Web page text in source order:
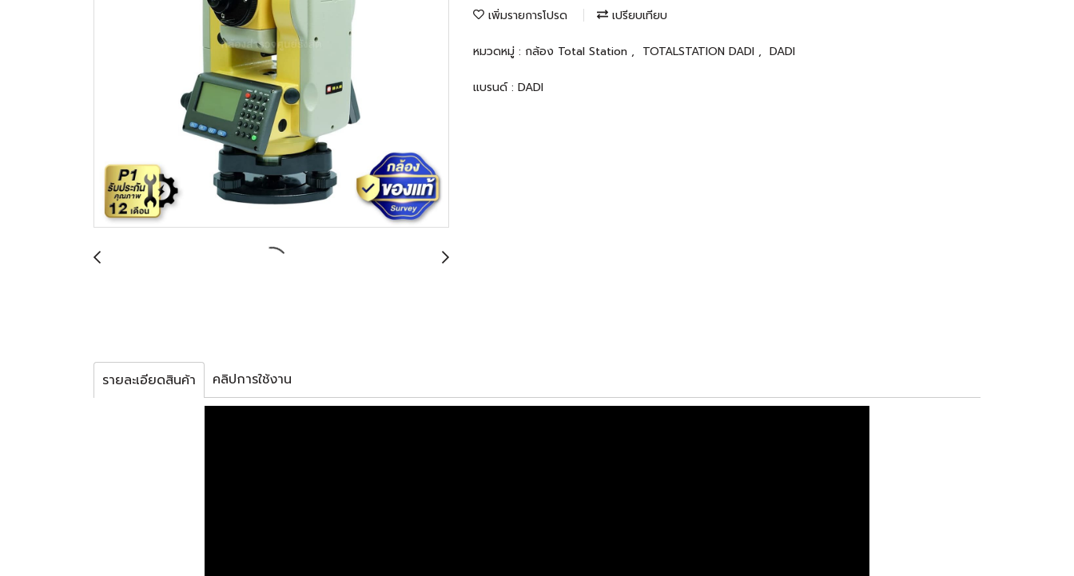
เพิ่มรายการโปรด เปรียบเทียบ
หมวดหมู่ : กล้อง Total Station , TOTALSTATION DADI , DADI
แบรนด์ : DADI
รายละเอียดสินค้า คลิปการใช้งาน